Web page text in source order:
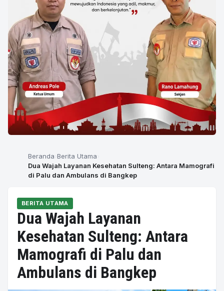
Beranda Berita Utama
Dua Wajah Layanan Kesehatan Sulteng: Antara Mamografi
di Palu dan Ambulans di Bangkep
BERITA UTAMA
Dua Wajah Layanan
Kesehatan Sulteng: Antara
Mamografi di Palu dan
Ambulans di Bangkep